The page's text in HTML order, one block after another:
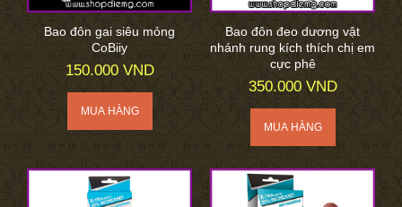
Bao đôn gai siêu mỏng
CoBiiy
150.000 VND
Bao đôn đeo dương vật
nhánh rung kích thích chị em
cực phê
350.000 VND